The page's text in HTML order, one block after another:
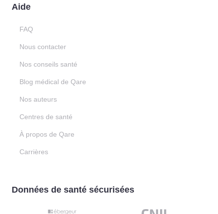
Aide
FAQ
Nous contacter
Nos conseils santé
Blog médical de Qare
Nos auteurs
Centres de santé
À propos de Qare
Carrières
Données de santé sécurisées